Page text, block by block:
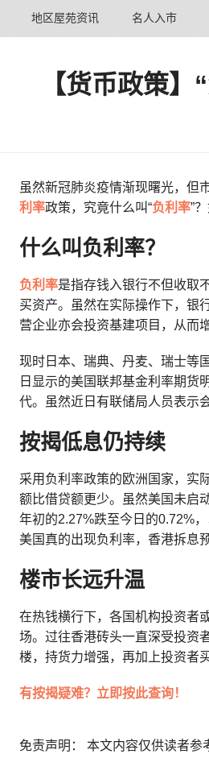
地区屋苑资讯 名人入市
【货币政策】
虽然新冠肺炎疫情渐现曙光，但
利率政策，究竟什么叫“负利率”
什么叫负利率？
负利率是指存钱入银行不但收取
买资产。虽然在实际操作下，银
营企业亦会投资基建项目，从而
现时日本、瑞典、丹麦、瑞士等
日显示的美国联邦基金利率期货
代。虽然近日有联储局人员表示
按揭低息仍持续
采用负利率政策的欧洲国家，实
额比借贷额更少。虽然美国未启
年初的2.27%跌至今日的0.72%
美国真的出现负利率，香港拆息
楼市长远升温
在热钱横行下，各国机构投资者
场。过往香港砖头一直深受投资
楼，持货力增强，再加上投资者
有按揭疑难？立即按此查询！
免责声明： 本文内容仅供读者